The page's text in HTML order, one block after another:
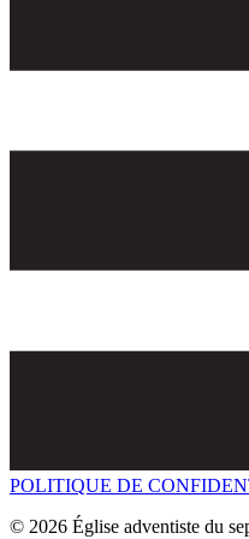
POLITIQUE DE
© 2026 Église adventiste du